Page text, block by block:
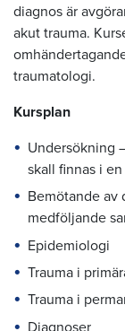
diagnos är
akut trauma.
traumatologi.
Kursplan
Undersökning
skall finnas i
Bemötande
medföljande
Epidemiologi
Trauma i
Trauma i
Diagnoser